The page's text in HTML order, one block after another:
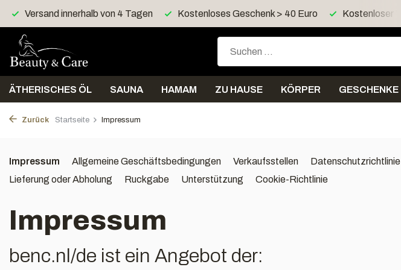
Kostenloses Geschenk > 40 Euro Kostenloser Versand > 60 Euro in Deutschland
ÄTHERISCHES ÖL SAUNA HAMAM ZU HAUSE KÖRPER GESCHENKE
Zurück Startseite Impressum
Impressum Allgemeine Geschäftsbedingungen Verkaufsstellen Datenschutzrichtlinie
Lieferung oder Abholung
Ruckgabe Unterstützung Cookie-Richtlinie
Impressum
benc.nl/de ist ein Angebot der: